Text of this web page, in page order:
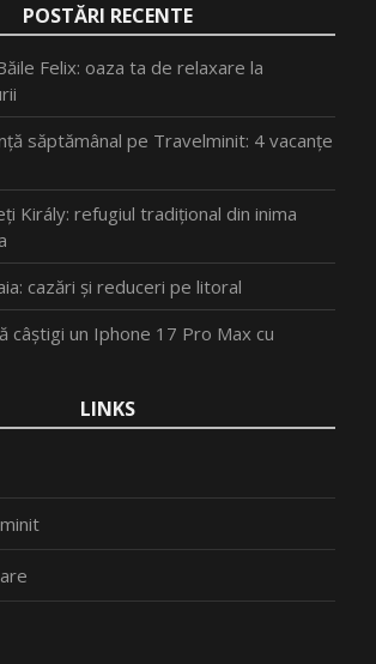
POSTĂRI RECENTE
Felix: oaza ta de relaxare la
săptămânal pe Travelminit: 4 vacanțe
Király: refugiul tradițional din inima
cazări și reduceri pe litoral
câștigi un Iphone 17 Pro Max cu
LINKS